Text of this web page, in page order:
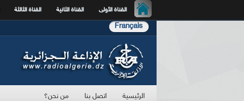
القناة الأولى القناة الثانية القناة الثالثة
Français
الرئيسية اتصل بنا من نحن؟